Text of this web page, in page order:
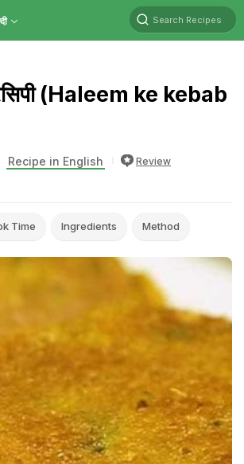
Search Recipes
(Haleem ke kebab
Recipe in English Review
Time Ingredients Method